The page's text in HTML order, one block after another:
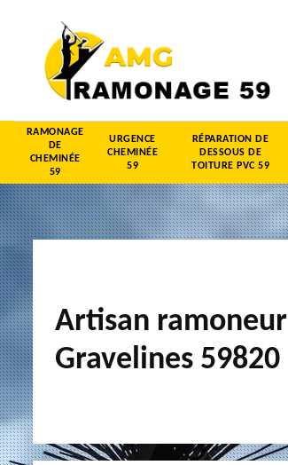
RAMONAGE
DE
CHEMINÉE
59
URGENCE
CHEMINÉE
59
RÉPARATION DE
DESSOUS DE
TOITURE PVC 59
Artisan ramoneur
Gravelines 59820